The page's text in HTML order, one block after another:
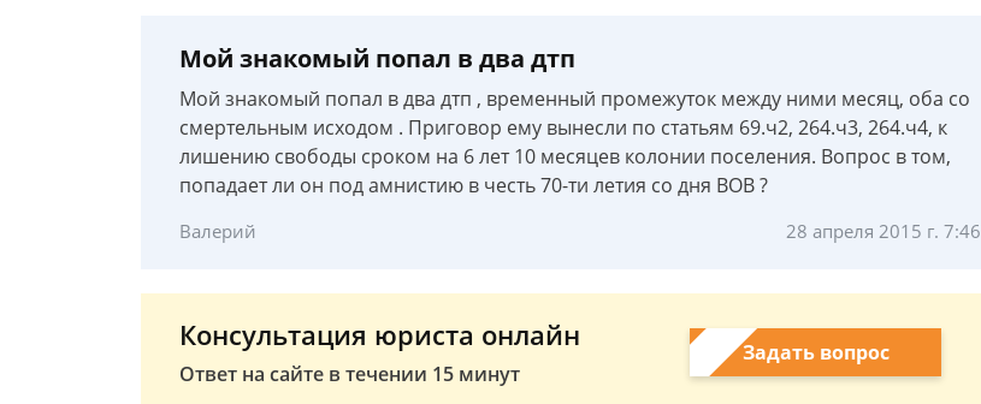
Мой знакомый попал в два дтп
Мой знакомый попал в два дтп , временный промежуток между ними месяц, оба со
смертельным исходом . Приговор ему вынесли по статьям 69.ч2, 264.ч3, 264.ч4, к
лишению свободы сроком на 6 лет 10 месяцев колонии поселения. Вопрос в том,
попадает ли он под амнистию в честь 70-ти летия со дня ВОВ ?
Валерий 28 апреля 2015 г. 7:46
Консультация юриста онлайн
Ответ на сайте в течении 15 минут
Задать вопрос